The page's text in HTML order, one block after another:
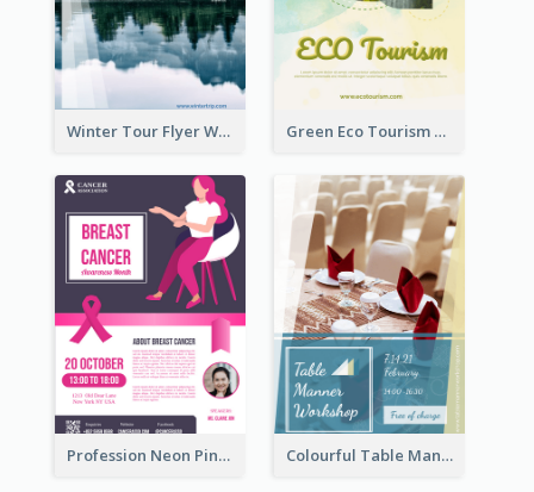
Winter Tour Flyer With Photo Of Snow Mountain Green Eco Tourism Flyer With Photos Of Forest
Profession Neon Pink Flyer Ribbon Design Template Colourful Table Manner Course Flyer With Details